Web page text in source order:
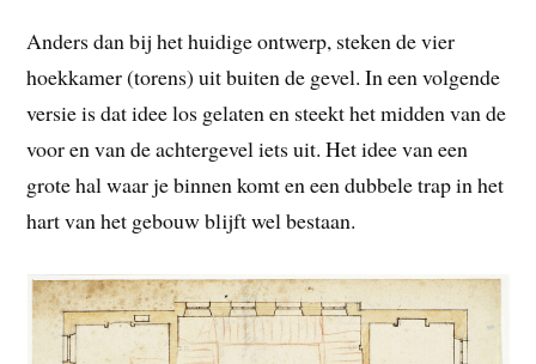
Anders dan bij het huidige ontwerp, steken de vier
hoekkamer (torens) uit buiten de gevel. In een volgende
versie is dat idee los gelaten en steekt het midden van de
voor en van de achtergevel iets uit. Het idee van een
grote hal waar je binnen komt en een dubbele trap in het
hart van het gebouw blijft wel bestaan.